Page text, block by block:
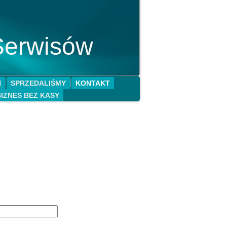
SPRZEDALIŚMY
KONTAKT
BEZ KASY